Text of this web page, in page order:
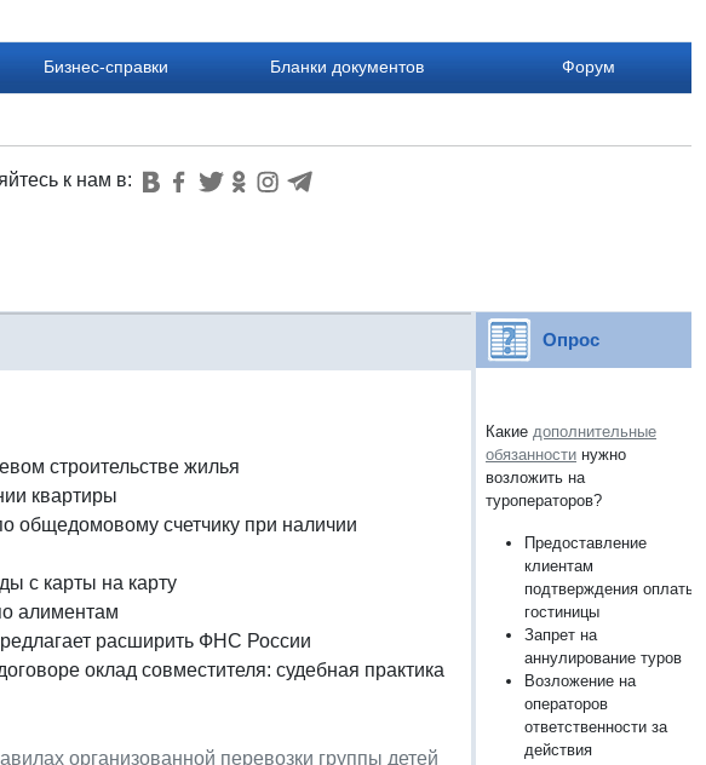
Бизнес-справки Бланки документов Форум
к нам в:
строительстве жилья
квартиры
общедомовому счетчику при наличии
с карты на карту
алиментам
расширить ФНС России
оклад совместителя: судебная практика
организованной перевозки группы детей
Опрос
Какие дополнительные
обязанности нужно
возложить на
туроператоров?
Предоставление
клиентам
подтверждения оплаты
гостиницы
Запрет на
аннулирование туров
Возложение на
операторов
ответственности за
действия